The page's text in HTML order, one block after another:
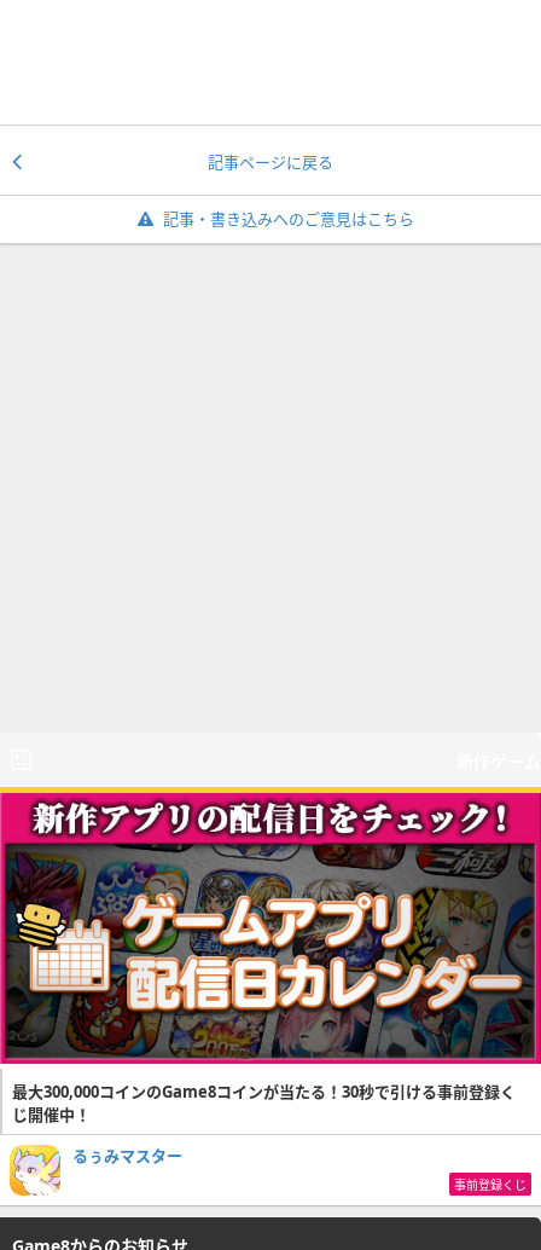
記事ページに戻る
記事・書き込みへのご意見はこちら
最大300,000コインのGame8コインが当たる！30秒で引ける事前登録く
じ開催中！
るぅみマスター
事前登録くじ
Game8からのお知らせ